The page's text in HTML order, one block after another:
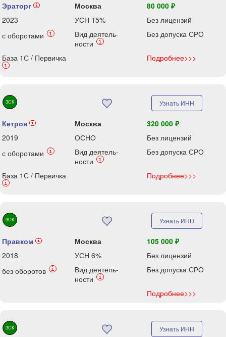
Эраторг i Москва
80 000 ₽
2023
УСН 15%
Без лицензий
с оборотами
i
Вид деятель-
ности
i
Без допуска СРО
База 1С / Первичка
i
Подробнее>>>
ЗСК Узнать ИНН
Кетрон i Москва
320 000 ₽
2019
ОСНО
Без лицензий
с оборотами
i
Вид деятель-
ности
i
Без допуска СРО
База 1С / Первичка
i
Подробнее>>>
ЗСК Узнать ИНН
Правком i Москва
105 000 ₽
2018
УСН 6%
Без лицензий
без оборотов
i
Вид деятель-
ности
i
Без допуска СРО
Подробнее>>>
ЗСК Узнать ИНН